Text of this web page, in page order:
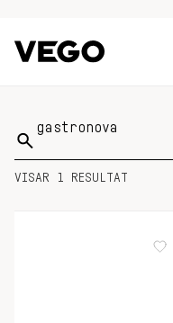
Sök
på:
VISAR 1 RESULTAT